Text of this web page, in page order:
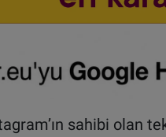
sahibi olan